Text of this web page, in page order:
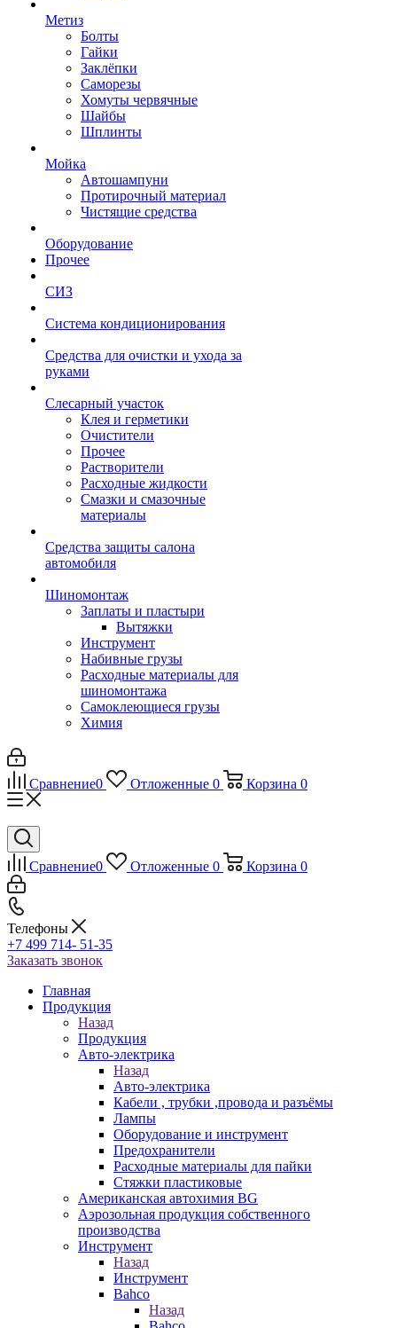
Метиз
Болты
Гайки
Заклёпки
Саморезы
Хомуты червячные
Шайбы
Шплинты
Мойка
Автошампуни
Протирочный материал
Чистящие средства
Оборудование
Прочее
СИЗ
Система кондиционирования
Средства для очистки и ухода за
руками
Слесарный участок
Клея и герметики
Очистители
Прочее
Растворители
Расходные жидкости
Смазки и смазочные
материалы
Средства защиты салона
автомобиля
Шиномонтаж
Заплаты и пластыри
Вытяжки
Инструмент
Набивные грузы
Расходные материалы для
шиномонтажа
Самоклеющиеся грузы
Химия
Сравнение0 Отложенные 0 Корзина 0
Сравнение0 Отложенные 0 Корзина 0
Телефоны
+7 499 714- 51-35
Заказать звонок
Главная
Продукция
Назад
Продукция
Авто-электрика
Назад
Авто-электрика
Кабели , трубки ,провода и разъёмы
Лампы
Оборудование и инструмент
Предохранители
Расходные материалы для пайки
Стяжки пластиковые
Американская автохимия BG
Аэрозольная продукция собственного
производства
Инструмент
Назад
Инструмент
Bahco
Назад